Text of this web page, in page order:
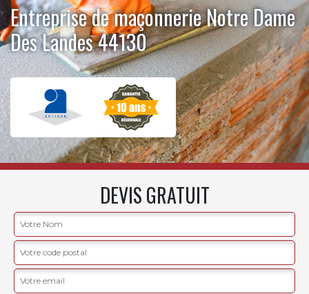
Entreprise de maçonnerie Notre Dame
Des Landes 44130
DEVIS GRATUIT